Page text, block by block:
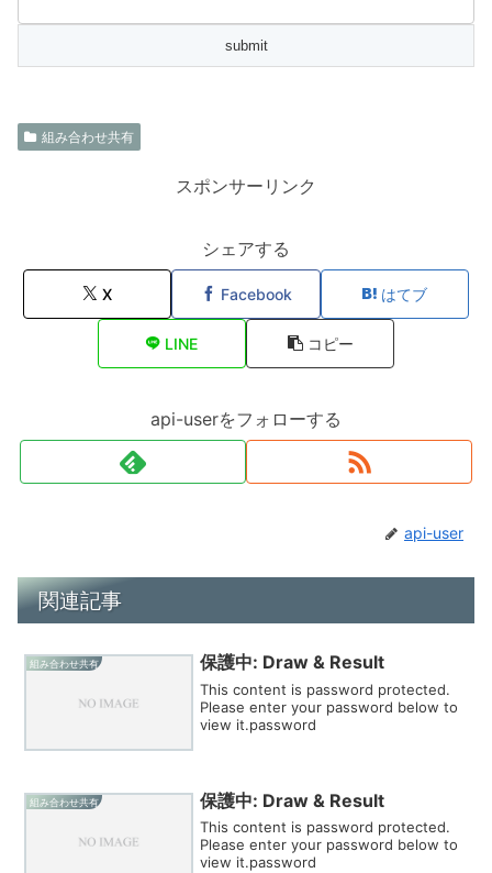
組み合わせ共有
スポンサーリンク
シェアする
X Facebook はてブ
LINE コピー
api-userをフォローする
api-user
関連記事
組み合わせ共有 保護中: Draw & Result
This content is password protected.
Please enter your password below to
view it.password
組み合わせ共有 保護中: Draw & Result
This content is password protected.
Please enter your password below to
view it.password